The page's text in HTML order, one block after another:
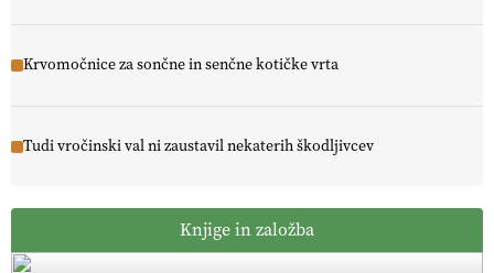
Krvomočnice za sončne in senčne kotičke vrta
Tudi vročinski val ni zaustavil nekaterih škodljivcev
Knjige in založba